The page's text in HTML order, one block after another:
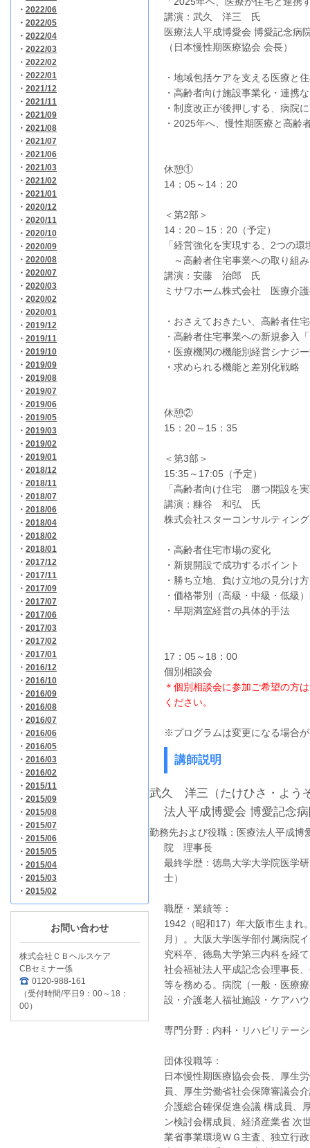
・ 2022/06
・ 2022/05
・ 2022/04
・ 2022/03
・ 2022/02
・ 2022/01
・ 2021/12
・ 2021/11
・ 2021/09
・ 2021/08
・ 2021/07
・ 2021/06
・ 2021/03
・ 2021/02
・ 2021/01
・ 2020/12
・ 2020/11
・ 2020/10
・ 2020/09
・ 2020/08
・ 2020/07
・ 2020/03
・ 2020/02
・ 2020/01
・ 2019/12
・ 2019/11
・ 2019/10
・ 2019/09
・ 2019/08
・ 2019/07
・ 2019/06
・ 2019/05
・ 2019/03
・ 2019/02
・ 2019/01
・ 2018/12
・ 2018/11
・ 2018/07
・ 2018/06
・ 2018/04
・ 2018/02
・ 2018/01
・ 2017/12
・ 2017/11
・ 2017/09
・ 2017/07
・ 2017/06
・ 2017/03
・ 2017/02
・ 2017/01
・ 2016/12
・ 2016/10
・ 2016/09
・ 2016/08
・ 2016/07
・ 2016/06
・ 2016/05
・ 2016/03
・ 2016/02
・ 2015/11
・ 2015/09
・ 2015/08
・ 2015/07
・ 2015/06
・ 2015/05
・ 2015/04
・ 2015/03
・ 2015/02
お問い合わせ
株式会社ＣＢヘルスケア
CBセミナー係
0120-988-161
（受付時間/平日9：00～18：
00）
講演：武久 洋三 氏
医療法人平成博愛会 博愛記念
（日本慢性期医療協会 会長）
・地域包括ケアを支える医療
・高齢者向け施設事業化・連携
・制度改正が後押しする、病院
・2025年へ、慢性期医療と高齢
休憩①
14：05～14：20
＜第2部＞
14：20～15：20（予定）
「経営強化を実現する、2つの環
～高齢者住宅事業への取り組
講演：安藤 治郎 氏
ミサワホーム株式会社 医療介
・おさえておきたい、高齢者住
・高齢者住宅事業への新規参入
・医療機関の機能別経営シナジ
・求められる機能と差別化戦略
休憩②
15：20～15：35
＜第3部＞
15:35～17:05（予定）
「高齢者向け住宅 勝つ開設を
講演：糠谷 和弘 氏
株式会社スターコンサルティン
・高齢者住宅市場の変化
・新規開設で成功するポイント
・勝ち立地、負け立地の見分け方
・価格帯別（高級・中級・低級
・早期満室経営の具体的手法
17：05～18：00
個別相談会
＊個別相談会に参加ご希望の方
ください。
※プログラムは変更になる場合
講師説明
武久 洋三（たけひさ・よう
法人平成博愛会 博愛記念
勤務先および役職：医療法人平成博
院 理事長
最終学歴：徳島大学大学院医学
士）
職歴・業績等：
1942（昭和17）年大阪市生まれ
月）。大阪大学医学部付属病院
究科卒、徳島大学第三内科を経
社会福祉法人平成記念会理事長
等を務める。病院（一般・医療
設・介護老人福祉施設・ケアハ
専門分野：内科・リハビリテー
団体役職等：
日本慢性期医療協会会長、厚生
員、厚生労働省社会保障審議会
介護総合確保促進会議 構成員、
ン検討会構成員、経済産業省 次
業省事業環境ＷＧ主査、独立行